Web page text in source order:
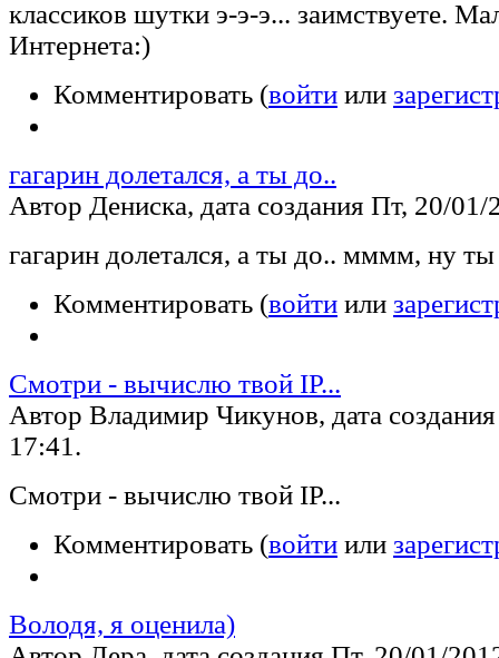
классиков шутки э-э-э... заимствуете.
Интернета:)
Комментировать (войти или
гагарин долетался, а ты до..
Автор Дениска, дата создания Пт, 20/
гагарин долетался, а ты до.. мммм, ну
Комментировать (войти или
Смотри - вычислю твой IP...
Автор Владимир Чикунов, дата
17:41.
Смотри - вычислю твой IP...
Комментировать (войти или
Володя, я оценила)